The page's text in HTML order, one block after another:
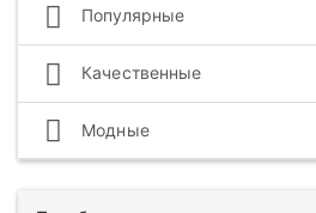
Популярные
Качественные
Модные